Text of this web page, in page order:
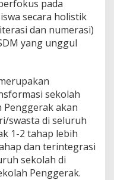
pada
secara holistik
dan numerasi)
yang unggul
sekolah
Penggerak akan
swasta di seluruh
1-2 tahap lebih
dan terintegrasi
sekolah di
Penggerak.